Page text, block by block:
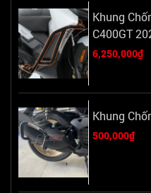
Khung
C400GT
6,250,000₫
Khung
500,000₫